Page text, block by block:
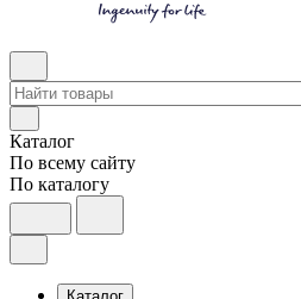
Каталог
По всему сайту
По каталогу